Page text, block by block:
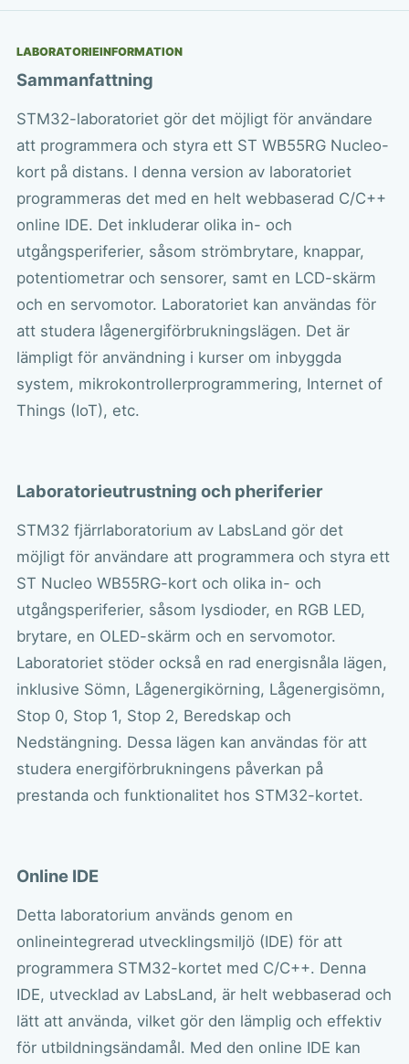
LABORATORIEINFORMATION
Sammanfattning
STM32-laboratoriet gör det möjligt för användare
att programmera och styra ett ST WB55RG Nucleo-
kort på distans. I denna version av laboratoriet
programmeras det med en helt webbaserad C/C++
online IDE. Det inkluderar olika in- och
utgångsperiferier, såsom strömbrytare, knappar,
potentiometrar och sensorer, samt en LCD-skärm
och en servomotor. Laboratoriet kan användas för
att studera lågenergiförbrukningslägen. Det är
lämpligt för användning i kurser om inbyggda
system, mikrokontrollerprogrammering, Internet of
Things (IoT), etc.
Laboratorieutrustning och pheriferier
STM32 fjärrlaboratorium av LabsLand gör det
möjligt för användare att programmera och styra ett
ST Nucleo WB55RG-kort och olika in- och
utgångsperiferier, såsom lysdioder, en RGB LED,
brytare, en OLED-skärm och en servomotor.
Laboratoriet stöder också en rad energisnåla lägen,
inklusive Sömn, Lågenergikörning, Lågenergisömn,
Stop 0, Stop 1, Stop 2, Beredskap och
Nedstängning. Dessa lägen kan användas för att
studera energiförbrukningens påverkan på
prestanda och funktionalitet hos STM32-kortet.
Online IDE
Detta laboratorium används genom en
onlineintegrerad utvecklingsmiljö (IDE) för att
programmera STM32-kortet med C/C++. Denna
IDE, utvecklad av LabsLand, är helt webbaserad och
lätt att använda, vilket gör den lämplig och effektiv
för utbildningsändamål. Med den online IDE kan